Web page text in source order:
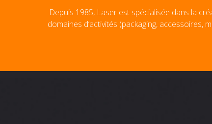
Depuis 1985, Laser est spécialisée dans la
domaines d’activités (packaging,